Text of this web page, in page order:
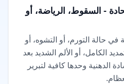
- السقوط، الرياضة، أو
في حالة التورم، أو التشوه، أو
الكامل، أو الألم الشديد بعد
الدهنية وحدها كافية لتبرير